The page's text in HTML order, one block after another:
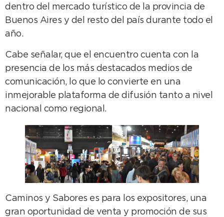
dentro del mercado turístico de la provincia de
Buenos Aires y del resto del país durante todo el
año.
Cabe señalar, que el encuentro cuenta con la
presencia de los más destacados medios de
comunicación, lo que lo convierte en una
inmejorable plataforma de difusión tanto a nivel
nacional como regional.
Caminos y Sabores es para los expositores, una
gran oportunidad de venta y promoción de sus